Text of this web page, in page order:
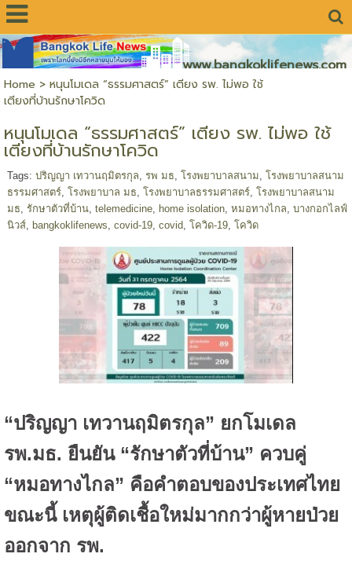
www.bangkoklifenews.com
Home > หนุนโมเดล “ธรรมศาสตร์” เตียง รพ. ไม่พอ ใช้
เตียงที่บ้านรักษาโควิด
หนุนโมเดล “ธรรมศาสตร์” เตียง รพ. ไม่พอ ใช้
เตียงที่บ้านรักษาโควิด
Tags: ปริญญา เทวานฤมิตรกุล รพ มธ โรงพยาบาลสนาม โรงพยาบาลสนาม
ธรรมศาสตร์, โรงพยาบาล มธ โรงพยาบาลธรรมศาสตร์, โรงพยาบาลสนาม
มธ รักษาตัวที่บ้าน, telemedicine, home isolation, หมอทางไกล บางกอกไลฟ์
นิวส์, bangkoklifenews covid-19, covid โควิด-19, โควิด
“ปริญญา เทวานฤมิตรกุล” ยกโมเดล
รพ.มธ. ยืนยัน “รักษาตัวที่บ้าน” ควบคู่
“หมอทางไกล” คือคำตอบของประเทศไทย
ขณะนี้ เหตุผู้ติดเชื้อใหม่มากกว่าผู้หายป่วย
ออกจาก รพ.